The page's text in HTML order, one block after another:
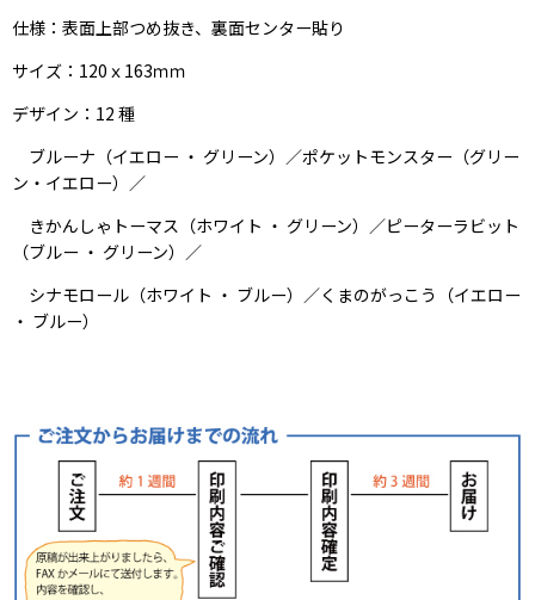
仕様：表面上部つめ抜き、裏面センター貼り
サイズ：120ｘ163ｍｍ
デザイン：12 種
ブルーナ（イエロー ・ グリーン）／ポケットモンスター（グリー
ン・イエロー）／
きかんしゃトーマス（ホワイト ・ グリーン）／ピーターラビット
（ブルー ・ グリーン）／
シナモロール（ホワイト ・ ブルー）／くまのがっこう（イエロー
・ ブルー）